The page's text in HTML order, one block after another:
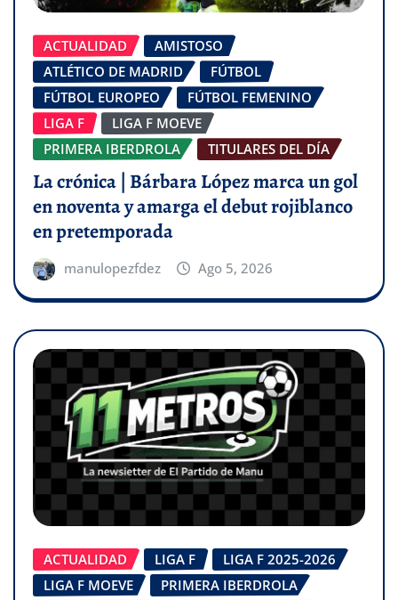
ACTUALIDAD
AMISTOSO
ATLÉTICO DE MADRID
FÚTBOL
FÚTBOL EUROPEO
FÚTBOL FEMENINO
LIGA F
LIGA F MOEVE
PRIMERA IBERDROLA
TITULARES DEL DÍA
La crónica | Bárbara López marca un gol
en noventa y amarga el debut rojiblanco
en pretemporada
manulopezfdez Ago 5, 2026
ACTUALIDAD LIGA F
LIGA F 2025-2026
LIGA F MOEVE
PRIMERA IBERDROLA